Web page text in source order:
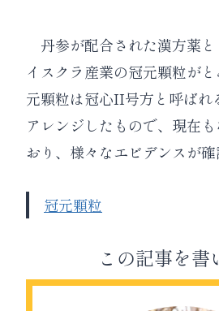
丹参が配合された漢方薬
イスクラ産業の冠元顆粒が
元顆粒は冠心II号方と呼ばれ
アレンジしたもので、現在
おり、様々なエビデンスが確
冠元顆粒
この記事を書